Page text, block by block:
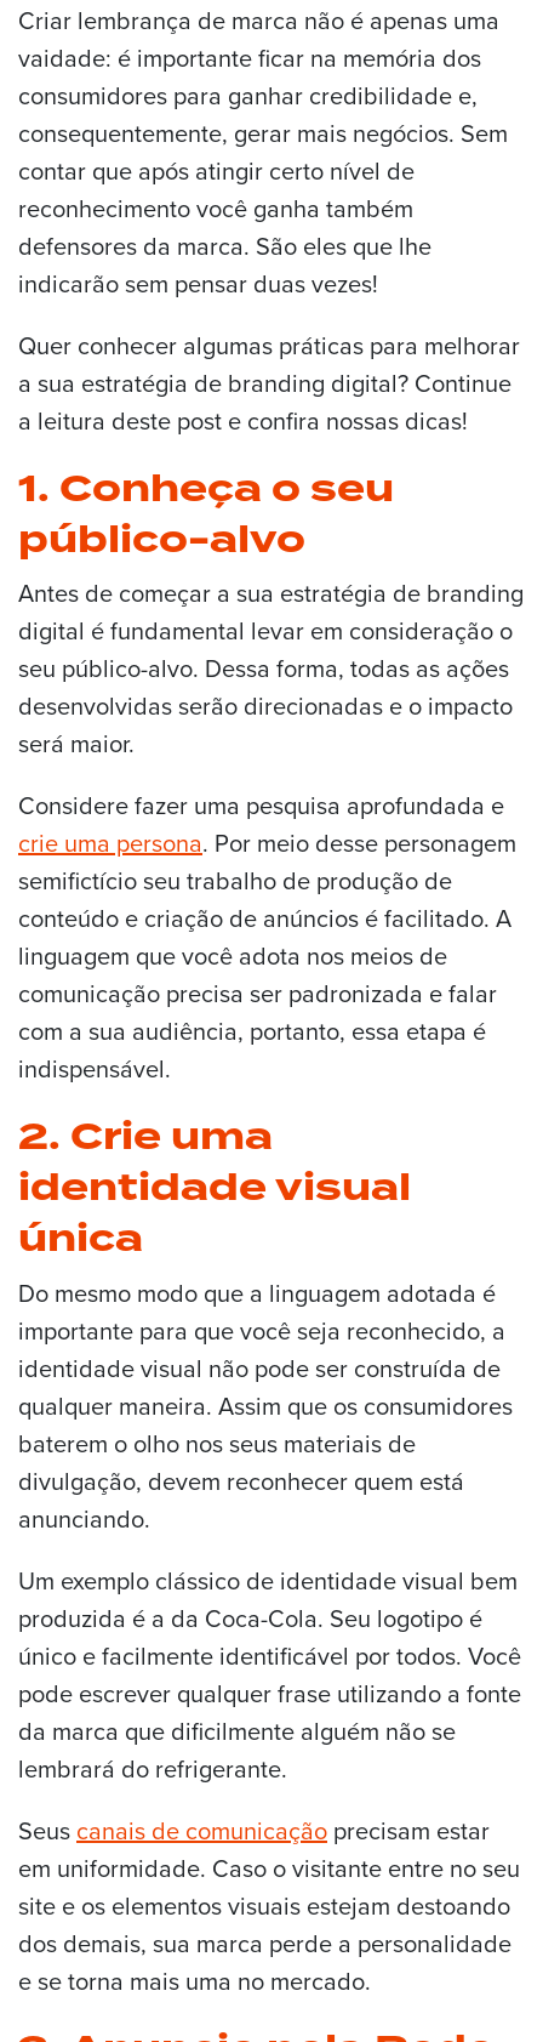
Criar lembrança de marca não é apenas uma
vaidade: é importante ficar na memória dos
consumidores para ganhar credibilidade e,
consequentemente, gerar mais negócios. Sem
contar que após atingir certo nível de
reconhecimento você ganha também
defensores da marca. São eles que lhe
indicarão sem pensar duas vezes!
Quer conhecer algumas práticas para melhorar
a sua estratégia de branding digital? Continue
a leitura deste post e confira nossas dicas!
1. Conheça o seu
público-alvo
Antes de começar a sua estratégia de branding
digital é fundamental levar em consideração o
seu público-alvo. Dessa forma, todas as ações
desenvolvidas serão direcionadas e o impacto
será maior.
Considere fazer uma pesquisa aprofundada e
crie uma persona. Por meio desse personagem
semifictício seu trabalho de produção de
conteúdo e criação de anúncios é facilitado. A
linguagem que você adota nos meios de
comunicação precisa ser padronizada e falar
com a sua audiência, portanto, essa etapa é
indispensável.
2. Crie uma
identidade visual
única
Do mesmo modo que a linguagem adotada é
importante para que você seja reconhecido, a
identidade visual não pode ser construída de
qualquer maneira. Assim que os consumidores
baterem o olho nos seus materiais de
divulgação, devem reconhecer quem está
anunciando.
Um exemplo clássico de identidade visual bem
produzida é a da Coca-Cola. Seu logotipo é
único e facilmente identificável por todos. Você
pode escrever qualquer frase utilizando a fonte
da marca que dificilmente alguém não se
lembrará do refrigerante.
Seus canais de comunicação precisam estar
em uniformidade. Caso o visitante entre no seu
site e os elementos visuais estejam destoando
dos demais, sua marca perde a personalidade
e se torna mais uma no mercado.